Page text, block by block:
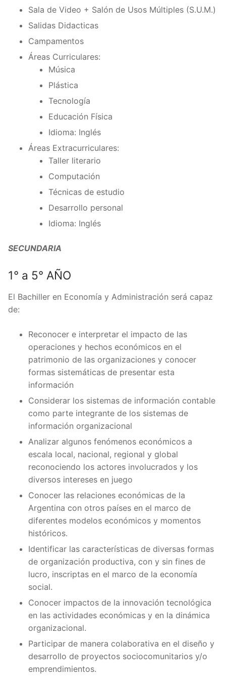
Sala de Video + Salón de Usos Múltiples (S.U.M.)
Salidas Didacticas
Campamentos
Áreas Curriculares:
Música
Plástica
Tecnología
Educación Física
Idioma: Inglés
Áreas Extracurriculares:
Taller literario
Computación
Técnicas de estudio
Desarrollo personal
Idioma: Inglés
SECUNDARIA
1° a 5° AÑO
El Bachiller en Economía y Administración será capaz
de:
Reconocer e interpretar el impacto de las
operaciones y hechos económicos en el
patrimonio de las organizaciones y conocer
formas sistemáticas de presentar esta
información
Considerar los sistemas de información contable
como parte integrante de los sistemas de
información organizacional
Analizar algunos fenómenos económicos a
escala local, nacional, regional y global
reconociendo los actores involucrados y los
diversos intereses en juego
Conocer las relaciones económicas de la
Argentina con otros países en el marco de
diferentes modelos económicos y momentos
históricos.
Identificar las características de diversas formas
de organización productiva, con y sin fines de
lucro, inscriptas en el marco de la economía
social.
Conocer impactos de la innovación tecnológica
en las actividades económicas y en la dinámica
organizacional.
Participar de manera colaborativa en el diseño y
desarrollo de proyectos sociocomunitarios y/o
emprendimientos.